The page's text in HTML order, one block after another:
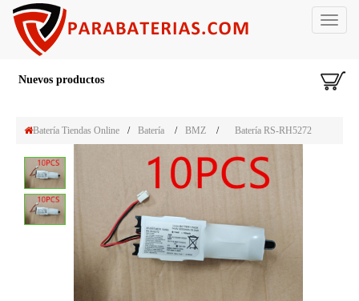
Toggle
Nuevos productos
Batería Tiendas Online / Batería / BMZ / Batería RS-RH5272